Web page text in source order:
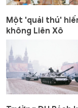
Một 'quái thú'
không Liên Xô